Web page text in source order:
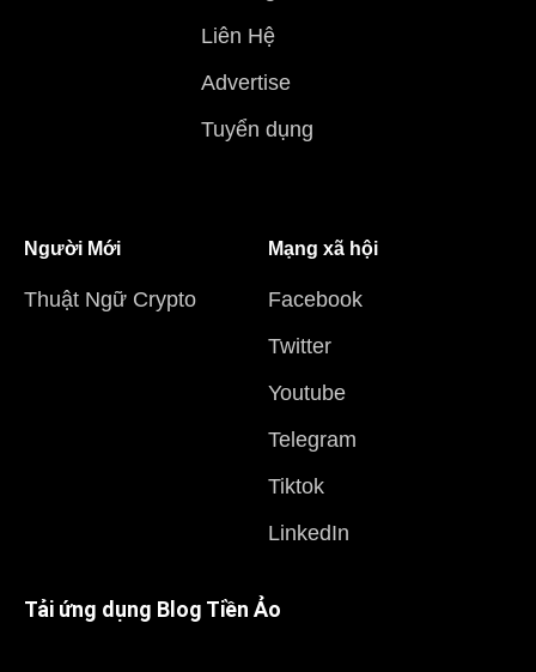
Liên Hệ
Advertise
Tuyển dụng
Người Mới
Thuật Ngữ Crypto
Mạng xã hội
Facebook
Twitter
Youtube
Telegram
Tiktok
LinkedIn
Tải ứng dụng Blog Tiền Ảo